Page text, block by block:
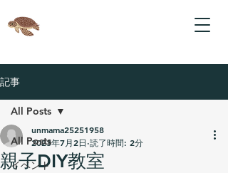
記事
All Posts
イベント
All Posts
親子DIY教室
unmama25251958
2023年7月2日 読了時間: 2分